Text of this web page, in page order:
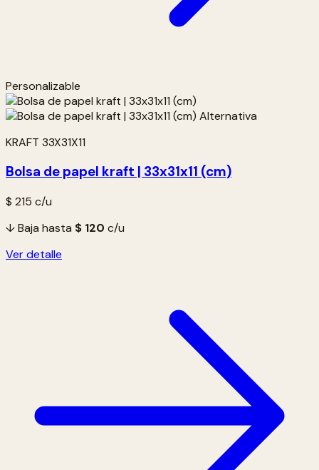
Personalizable
KRAFT 33X31X11
Bolsa de papel kraft | 33x31x11 (cm)
$ 215 c/u
↓ Baja hasta $ 120 c/u
Ver detalle